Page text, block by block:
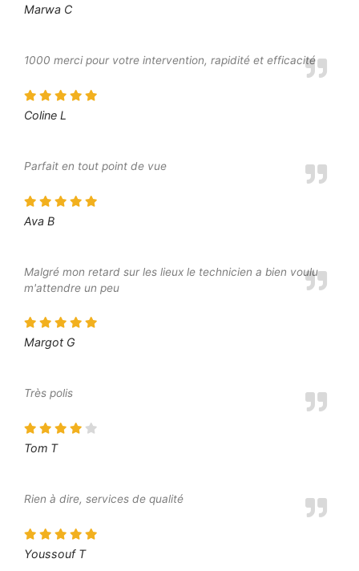
Marwa C
1000 merci pour votre intervention, rapidité et efficacité
Coline L
Parfait en tout point de vue
Ava B
Malgré mon retard sur les lieux le technicien a bien voulu
m'attendre un peu
Margot G
Très polis
Tom T
Rien à dire, services de qualité
Youssouf T